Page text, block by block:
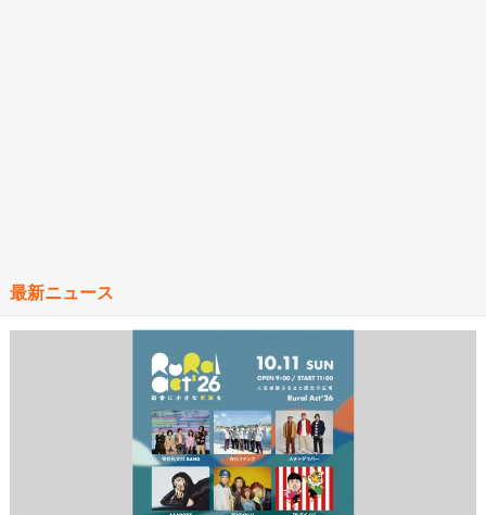
最新ニュース